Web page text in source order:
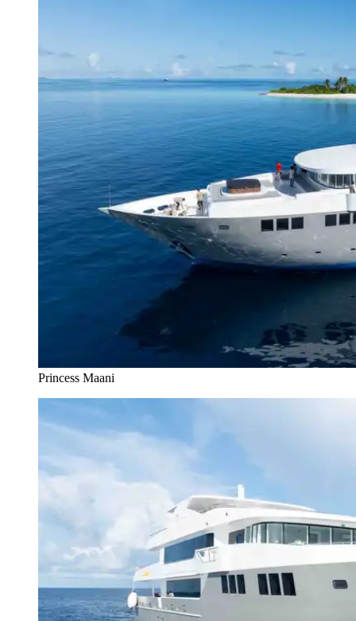
Princess Maani